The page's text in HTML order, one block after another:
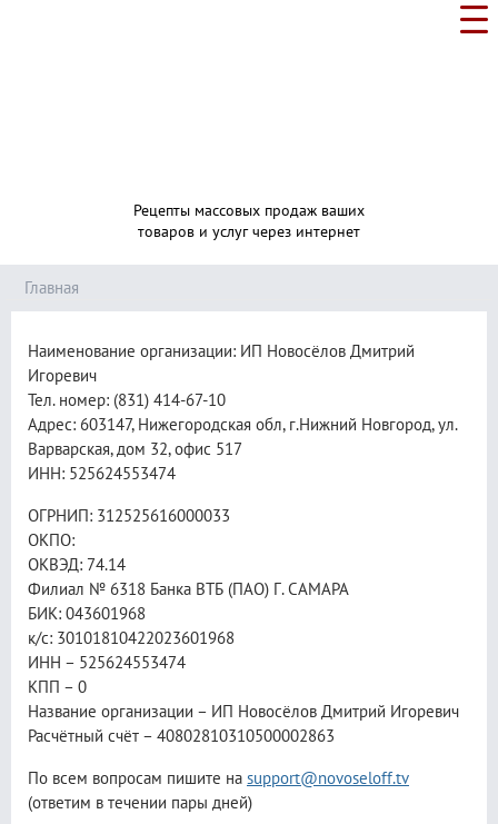
Рецепты массовых продаж ваших
товаров и услуг через интернет
Главная
Наименование организации: ИП Новосёлов Дмитрий
Игоревич
Тел. номер: (831) 414-67-10
Адрес: 603147, Нижегородская обл, г.Нижний Новгород, ул.
Варварская, дом 32, офис 517
ИНН: 525624553474
ОГРНИП: 312525616000033
ОКПО:
ОКВЭД: 74.14
Филиал № 6318 Банка ВТБ (ПАО) Г. САМАРА
БИК: 043601968
к/с: 30101810422023601968
ИНН – 525624553474
КПП – 0
Название организации – ИП Новосёлов Дмитрий Игоревич
Расчётный счёт – 40802810310500002863
По всем вопросам пишите на support@novoseloff.tv
(ответим в течении пары дней)